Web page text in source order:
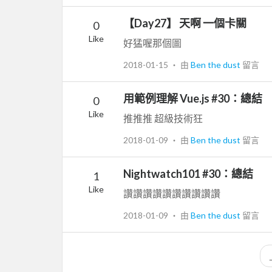
0
Like
【Day27】 天啊 一個卡關
好猛喔那個圖
2018-01-15 ‧ 由 Ben the dust 留言
0
Like
用範例理解 Vue.js #30：總結
推推推 超級技術狂
2018-01-09 ‧ 由 Ben the dust 留言
1
Like
Nightwatch101 #30：總結
讚讚讚讚讚讚讚讚讚讚
2018-01-09 ‧ 由 Ben the dust 留言